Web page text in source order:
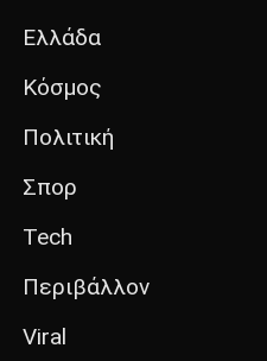
Ελλάδα
Κόσμος
Πολιτική
Σπορ
Tech
Περιβάλλον
Viral